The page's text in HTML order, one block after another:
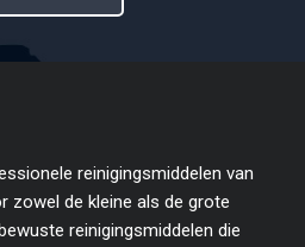
reinigingsmiddelen van
zowel de kleine als de grote
reinigingsmiddelen die